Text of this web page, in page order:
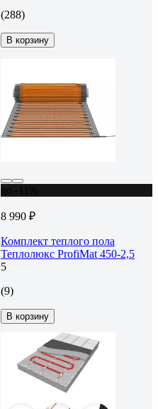
(288)
В корзину
8 990 ₽
Комплект теплого пола
Теплолюкс ProfiMat 450-2,5
5
(9)
В корзину